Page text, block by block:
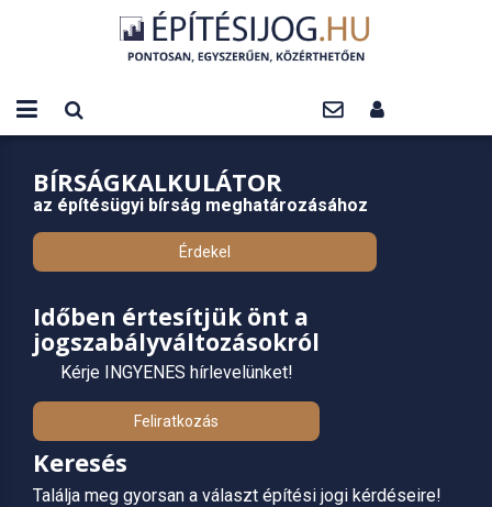
BÍRSÁGKALKULÁTOR
az építésügyi bírság meghatározásához
Érdekel
Időben értesítjük önt a
jogszabályváltozásokról
Kérje INGYENES hírlevelünket!
Feliratkozás
Keresés
Találja meg gyorsan a választ építési jogi kérdéseire!